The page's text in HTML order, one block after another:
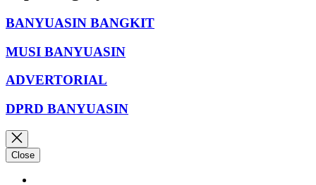
BANYUASIN BANGKIT
MUSI BANYUASIN
ADVERTORIAL
DPRD BANYUASIN
Close